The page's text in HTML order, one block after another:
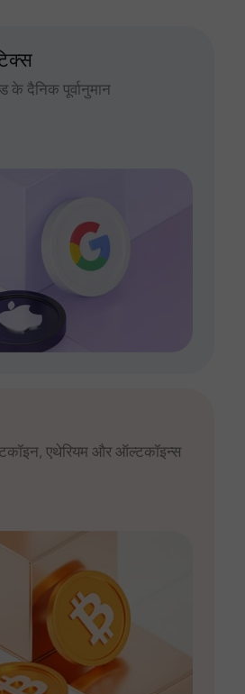
के दैनिक पूर्वानुमान
एथेरियम और ऑल्टकॉइन्स